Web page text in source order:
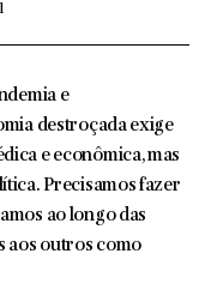
e
destroçada exige
e econômica, mas
Precisamos fazer
ao longo das
aos outros como